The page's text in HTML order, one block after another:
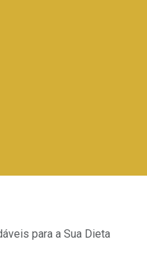
para a Sua Dieta